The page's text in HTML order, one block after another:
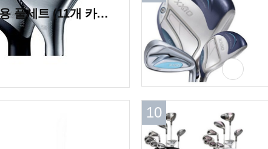
글로브라이드 온오프 LP-425 여성용 풀세트 (11개 카본 병행)
10
10